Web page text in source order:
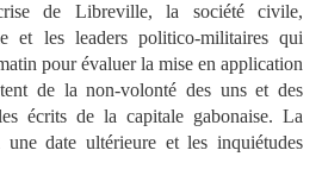
de Libreville, la société civile,
et les leaders politico-militaires qui
pour évaluer la mise en application
de la non-volonté des uns et des
écrits de la capitale gabonaise. La
date ultérieure et les inquiétudes